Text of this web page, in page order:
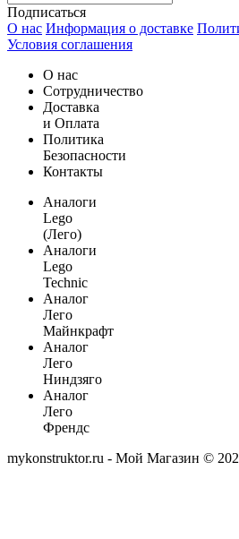
Подписаться
О нас Информация о доставке
Условия соглашения
О нас
Сотрудничество
Доставка
и Оплата
Политика
Безопасности
Контакты
Аналоги
Lego
(Лего)
Аналоги
Lego
Technic
Аналог
Лего
Майнкрафт
Аналог
Лего
Ниндзяго
Аналог
Лего
Френдс
mykonstruktor.ru - Мой Магазин ©